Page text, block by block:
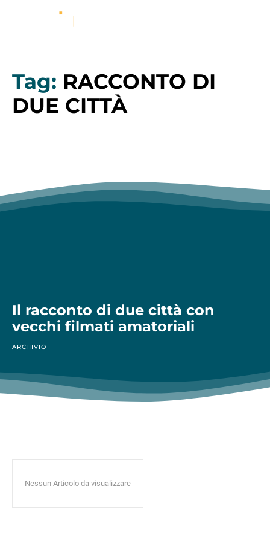
Tag: RACCONTO DI
DUE CITTÀ
Il racconto di due città con
vecchi filmati amatoriali
ARCHIVIO
Nessun Articolo da visualizzare